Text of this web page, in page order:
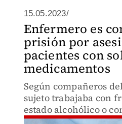
15.05.2023/
Enfermero es
prisión por
pacientes con
medicamentos
Según compañeros
sujeto trabajaba con
estado alcohólico o